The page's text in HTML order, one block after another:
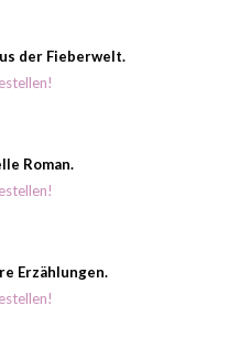
der Fieberwelt.
Roman.
Erzählungen.